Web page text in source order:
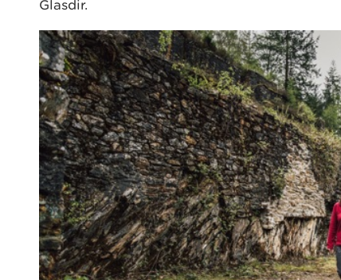
Glasdir.